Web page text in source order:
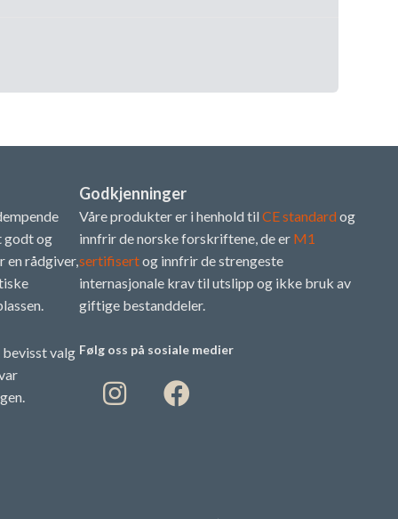
godt og
en rådgiver,
valg
Godkjenninger
Våre produkter er i henhold til CE standard og
innfrir de norske forskriftene, de er M1
sertifisertog innfrir de strengeste
internasjonale krav til utslipp og ikke bruk av
giftige bestanddeler.
Følg oss på sosiale medier